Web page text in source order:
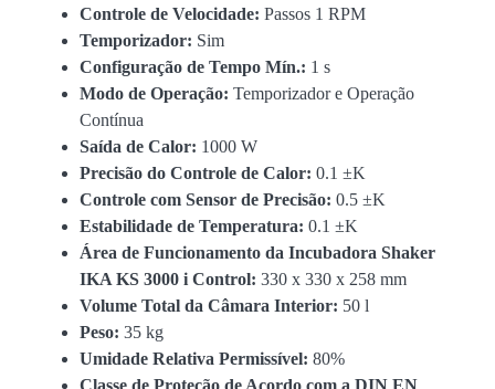
Controle de Velocidade: Passos 1 RPM
Temporizador: Sim
Configuração de Tempo Mín.: 1 s
Modo de Operação: Temporizador e Operação
Contínua
Saída de Calor: 1000 W
Precisão do Controle de Calor: 0.1 ±K
Controle com Sensor de Precisão: 0.5 ±K
Estabilidade de Temperatura: 0.1 ±K
Área de Funcionamento da Incubadora Shaker
IKA KS 3000 i Control: 330 x 330 x 258 mm
Volume Total da Câmara Interior: 50 l
Peso: 35 kg
Umidade Relativa Permissível: 80%